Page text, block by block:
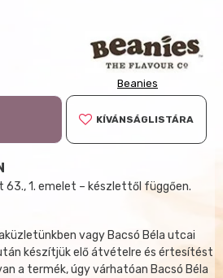
Beanies
KÍVÁNSÁGLISTÁRA
63., 1. emelet – készlettől függően.
vagy Bacsó Béla utcai
készítjük elő átvételre és értesítést
a termék, úgy várhatóan Bacsó Béla